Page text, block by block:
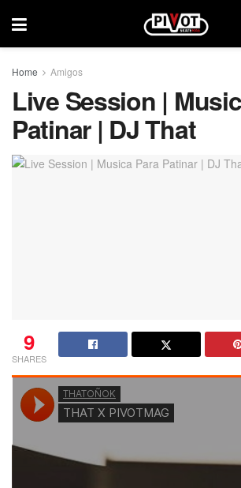
Home Amigos
Live Session |
Patinar | DJ That
9
SHARES